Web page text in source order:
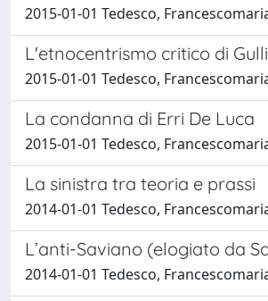
2015-01-01 Tedesco,
L'etnocentrismo critico di
2015-01-01 Tedesco,
La condanna di Erri De Luca
2015-01-01 Tedesco,
La sinistra tra teoria e prassi
2014-01-01 Tedesco,
L’anti-Saviano (elogiato da
2014-01-01 Tedesco,